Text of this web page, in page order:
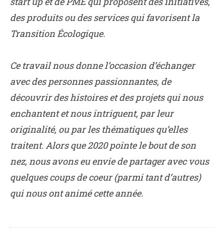
des produits ou des services qui favorisent la
Transition Écologique.
Ce travail nous donne l’occasion d’échanger
avec des personnes passionnantes, de
découvrir des histoires et des projets qui nous
enchantent et nous intriguent, par leur
originalité, ou par les thématiques qu’elles
traitent. Alors que 2020 pointe le bout de son
nez, nous avons eu envie de partager avec vous
quelques coups de coeur (parmi tant d’autres)
qui nous ont animé cette année.